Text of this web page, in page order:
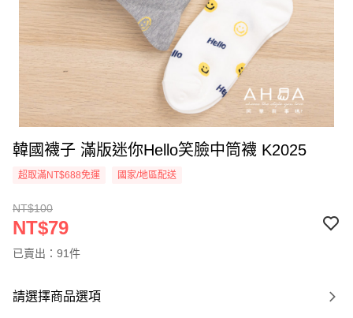
韓國襪子 滿版迷你Hello笑臉中筒襪 K2025
超取滿NT$688免運 國家/地區配送
NT$100
NT$79
已賣出：91件
請選擇商品選項